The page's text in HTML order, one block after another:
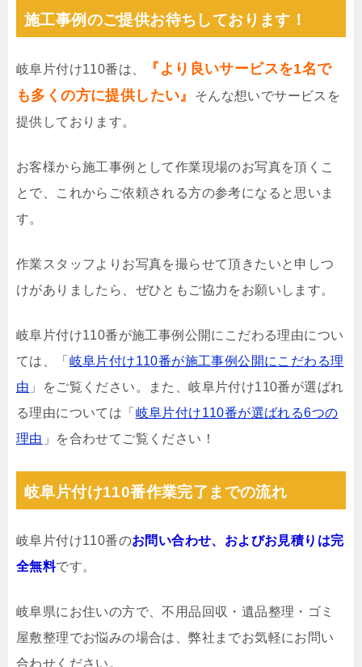
施工事例のご提供お待ちしております！
岐阜片付け110番は、
『より良いサービスを1名で
も多くの方に提供したい』
そんな想いでサービスを
提供しております。
お客様から施工事例として作業現場のお写真を頂くこ
とで、これからご依頼される方の参考になると思いま
す。
作業スタッフよりお写真を撮らせて頂きたいと申しつ
けがありましたら、ぜひともご協力をお願いします。
岐阜片付け110番が施工事例公開にこだわる理由につい
ては、「 岐阜片付け110番が施工事例公開にこだわる理
由 」をご覧ください。また、岐阜片付け110番が選ばれ
る理由については「 岐阜片付け110番が選ばれる6つの
理由 」を合わせてご覧ください！
岐阜片付け110番作業完了までの流れ
岐阜片付け110番のお問い合わせ、およびお見積りは完
全無料です。
岐阜県にお住いの方で、不用品回収・遺品整理・ゴミ
屋敷整理でお悩みの場合は、弊社までお気軽にお問い
合わせください。